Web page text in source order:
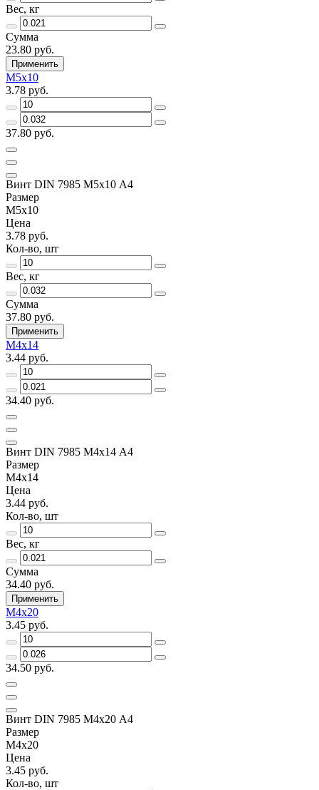
Вес, кг
Сумма
23.80 руб.
Применить
М5х10
3.78 руб.
37.80 руб.
Винт DIN 7985 М5х10 A4
Размер
М5х10
Цена
3.78 руб.
Кол-во, шт
Вес, кг
Сумма
37.80 руб.
Применить
М4х14
3.44 руб.
34.40 руб.
Винт DIN 7985 М4х14 A4
Размер
М4х14
Цена
3.44 руб.
Кол-во, шт
Вес, кг
Сумма
34.40 руб.
Применить
М4х20
3.45 руб.
34.50 руб.
Винт DIN 7985 М4х20 A4
Размер
М4х20
Цена
3.45 руб.
Кол-во, шт